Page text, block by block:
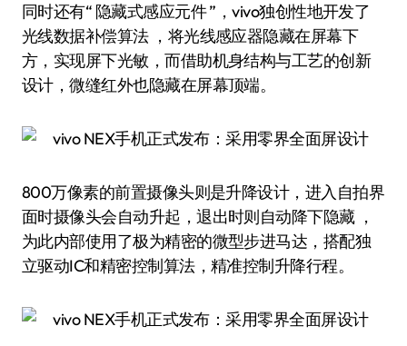
同时还有“ 隐藏式感应元件 ”，vivo独创性地开发了
光线数据补偿算法 ，将光线感应器隐藏在屏幕下
方，实现屏下光敏，而借助机身结构与工艺的创新
设计，微缝红外也隐藏在屏幕顶端。
800万像素的前置摄像头则是升降设计，进入自拍界
面时摄像头会自动升起，退出时则自动降下隐藏 ，
为此内部使用了极为精密的微型步进马达，搭配独
立驱动IC和精密控制算法，精准控制升降行程。